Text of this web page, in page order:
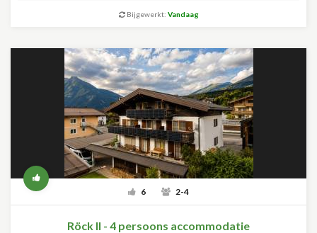
Bijgewerkt: Vandaag
6 2-4
Röck II - 4 persoons accommodatie